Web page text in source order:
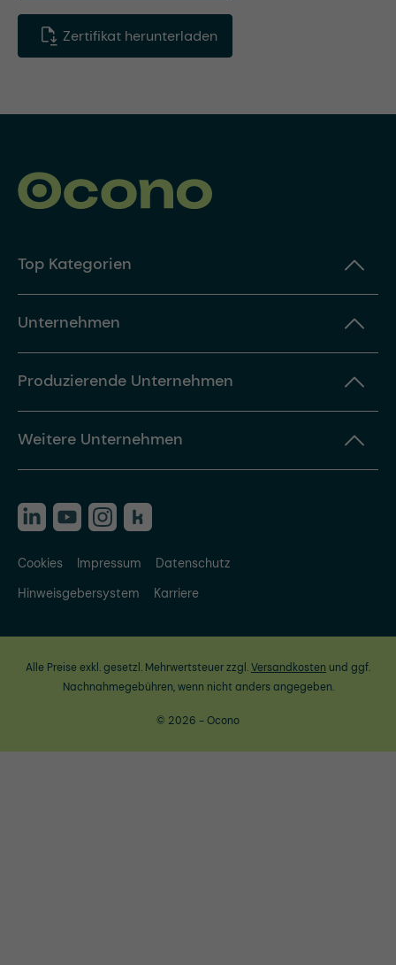
Zertifikat herunterladen
Top Kategorien
Unternehmen
Produzierende Unternehmen
Weitere Unternehmen
Cookies Impressum
Datenschutz
Hinweisgebersystem
Karriere
Alle Preise exkl. gesetzl. Mehrwertsteuer zzgl.Versandkosten und ggf.
Nachnahmegebühren, wenn nicht anders angegeben.
© 2026 - Ocono